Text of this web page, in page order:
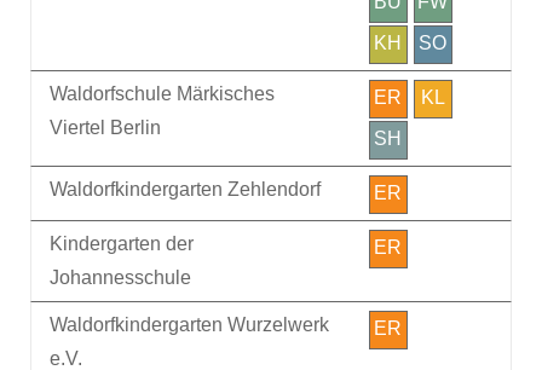
KH
SO
Waldorfschule Märkisches
Viertel Berlin
ER
KL
SH
Waldorfkindergarten Zehlendorf ER
Kindergarten der
Johannesschule
ER
Waldorfkindergarten Wurzelwerk
e.V.
ER